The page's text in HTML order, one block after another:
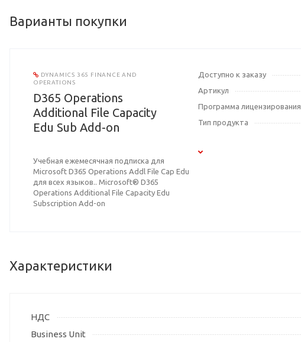
Варианты покупки
DYNAMICS 365 FINANCE AND
OPERATIONS
D365 Operations
Additional File Capacity
Edu Sub Add-on
Учебная ежемесячная подписка для
Microsoft D365 Operations Addl File Cap Edu
для всех языков.. Microsoft® D365
Operations Additional File Capacity Edu
Subscription Add-on
Доступно к заказу
Артикул
Программа лицензирования
Тип продукта
Характеристики
НДС
Business Unit